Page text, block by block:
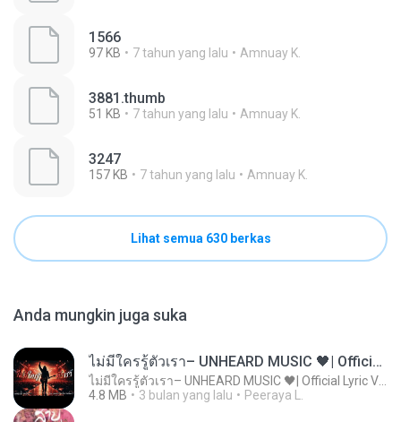
1566
97 KB 7 tahun yang lalu Amnuay K.
3881.thumb
51 KB 7 tahun yang lalu Amnuay K.
3247
157 KB 7 tahun yang lalu Amnuay K.
Lihat semua 630 berkas
Anda mungkin juga suka
ไม่มีใครรู้ตัวเรา– UNHEARD MUSIC 🖤| Official Lyric Video | เพลงสู้ชีวิต
4.8 MB
3 bulan yang lalu Peeraya L.